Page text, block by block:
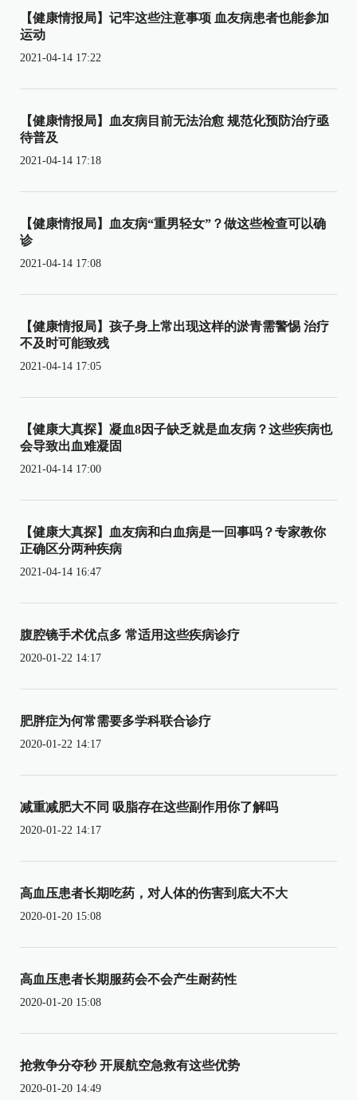
【健康情报局】记牢这些注意事项 血友病患者也能参加
运动
2021-04-14 17:22
【健康情报局】血友病目前无法治愈 规范化预防治疗亟
待普及
2021-04-14 17:18
【健康情报局】血友病“重男轻女”？做这些检查可以确
诊
2021-04-14 17:08
【健康情报局】孩子身上常出现这样的淤青需警惕 治疗
不及时可能致残
2021-04-14 17:05
【健康大真探】凝血8因子缺乏就是血友病？这些疾病也
会导致出血难凝固
2021-04-14 17:00
【健康大真探】血友病和白血病是一回事吗？专家教你
正确区分两种疾病
2021-04-14 16:47
腹腔镜手术优点多 常适用这些疾病诊疗
2020-01-22 14:17
肥胖症为何常需要多学科联合诊疗
2020-01-22 14:17
减重减肥大不同 吸脂存在这些副作用你了解吗
2020-01-22 14:17
高血压患者长期吃药，对人体的伤害到底大不大
2020-01-20 15:08
高血压患者长期服药会不会产生耐药性
2020-01-20 15:08
抢救争分夺秒 开展航空急救有这些优势
2020-01-20 14:49